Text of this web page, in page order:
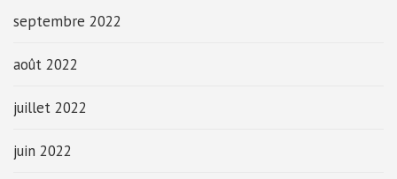
septembre 2022
août 2022
juillet 2022
juin 2022